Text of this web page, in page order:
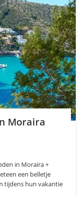
Moraira
in Moraira +
een belletje
tijdens hun vakantie